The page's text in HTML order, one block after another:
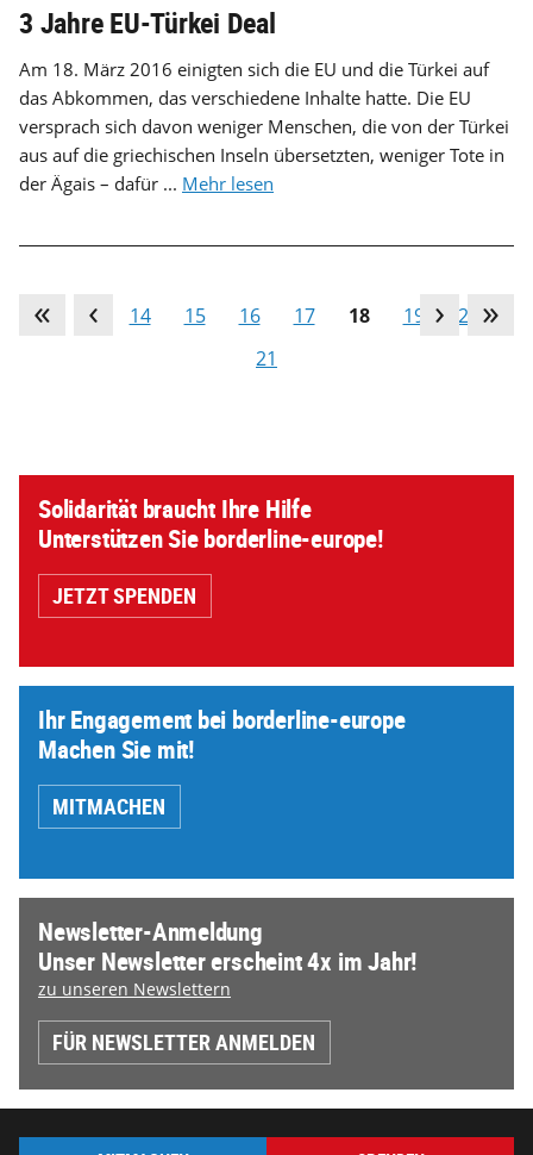
3 Jahre EU-Türkei Deal
Am 18. März 2016 einigten sich die EU und die Türkei auf
das Abkommen, das verschiedene Inhalte hatte. Die EU
versprach sich davon weniger Menschen, die von der Türkei
aus auf die griechischen Inseln übersetzten, weniger Tote in
der Ägais – dafür ... Mehr lesen
… 13 14 15 16 17 18 19
20
21
Solidarität braucht Ihre Hilfe
Unterstützen Sie borderline-europe!
JETZT SPENDEN
Ihr Engagement bei borderline-europe
Machen Sie mit!
MITMACHEN
Newsletter-Anmeldung
Unser Newsletter erscheint 4x im Jahr!
zu unseren Newslettern
FÜR NEWSLETTER ANMELDEN